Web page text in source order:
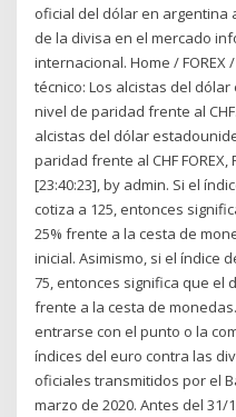
oficial del dólar en argentina
de la divisa en el mercado
internacional. Home / FOREX /
técnico: Los alcistas del
nivel de paridad frente al
alcistas del dólar
paridad frente al CHF FOREX,
[23:40:23], by admin. Si el
cotiza a 125, entonces
25% frente a la cesta de
inicial. Asimismo, si el índice
75, entonces significa que el
frente a la cesta de
entrarse con el punto o la
índices del euro contra las
oficiales transmitidos por el
marzo de 2020. Antes del